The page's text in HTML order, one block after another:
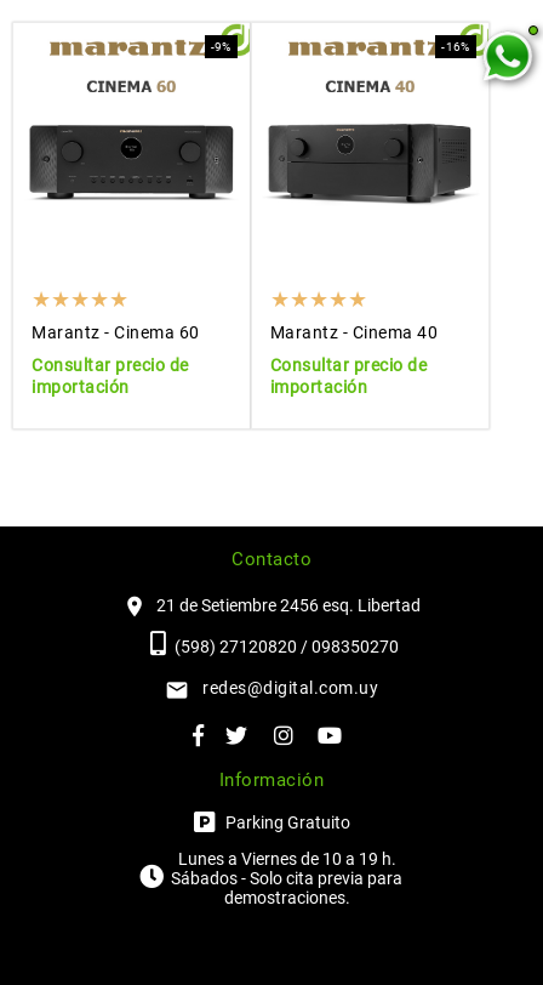
-9%
Marantz - Cinema 60
Consultar precio de
importación
-16%
Marantz - Cinema 40
Consultar precio de
importación
Contacto
21 de Setiembre 2456 esq. Libertad
(598) 27120820 / 098350270
redes@digital.com.uy
Información
Parking Gratuito
Lunes a Viernes de 10 a 19 h.
Sábados - Solo cita previa para
demostraciones.